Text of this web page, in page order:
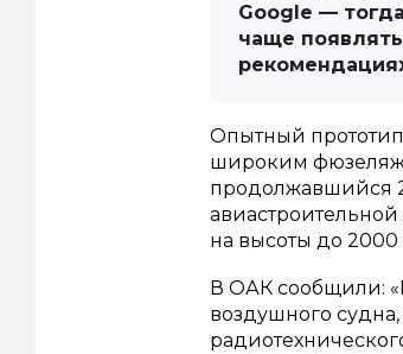
Google —
чаще
Опытный
широким
продолжавшийся
на высоты до 2000
В ОАК сообщили:
воздушного